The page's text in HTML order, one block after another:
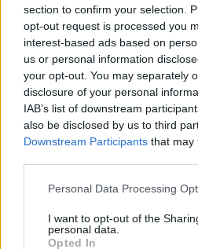
section to confirm your selection.
opt-out request is processed you
interest-based ads based on
us or personal information
your opt-out. You may separately
disclosure of your personal
IAB’s list of downstream
also be disclosed by us to third
Downstream Participants that may
Personal Data Processing
I want to opt-out of the
personal data.
Opted In
Dans un bureau ou un espace
sans doute l’un des éléments
quotidien. Café renversé, traces
ou simple usure finissent
particulier lorsque le revêtement
Vidéos
Muguet du 1er mai :
augmentent,
coûter un brin ?